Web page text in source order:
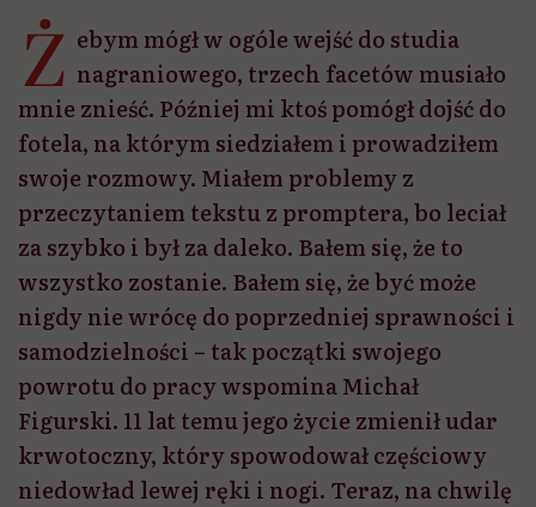
Ż ebym mógł w ogóle wejść do studia
nagraniowego, trzech facetów musiało
mnie znieść. Później mi ktoś pomógł dojść do
fotela, na którym siedziałem i prowadziłem
swoje rozmowy. Miałem problemy z
przeczytaniem tekstu z promptera, bo leciał
za szybko i był za daleko. Bałem się, że to
wszystko zostanie. Bałem się, że być może
nigdy nie wrócę do poprzedniej sprawności i
samodzielności – tak początki swojego
powrotu do pracy wspomina Michał
Figurski. 11 lat temu jego życie zmienił udar
krwotoczny, który spowodował częściowy
niedowład lewej ręki i nogi. Teraz, na chwilę